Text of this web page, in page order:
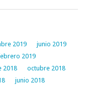
2019
junio 2019
2019
2018
octubre 2018
junio 2018